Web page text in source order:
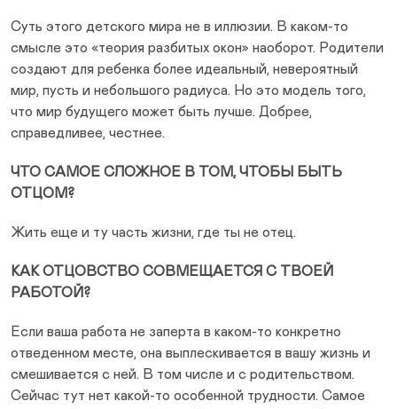
Суть этого детского мира не в иллюзии. В каком-то
смысле это «теория разбитых окон» наоборот. Родители
создают для ребенка более идеальный, невероятный
мир, пусть и небольшого радиуса. Но это модель того,
что мир будущего может быть лучше. Добрее,
справедливее, честнее.
ЧТО САМОЕ СЛОЖНОЕ В ТОМ, ЧТОБЫ БЫТЬ
ОТЦОМ?
Жить еще и ту часть жизни, где ты не отец.
КАК ОТЦОВСТВО СОВМЕЩАЕТСЯ С ТВОЕЙ
РАБОТОЙ?
Если ваша работа не заперта в каком-то конкретно
отведенном месте, она выплескивается в вашу жизнь и
смешивается с ней. В том числе и с родительством.
Сейчас тут нет какой-то особенной трудности. Самое